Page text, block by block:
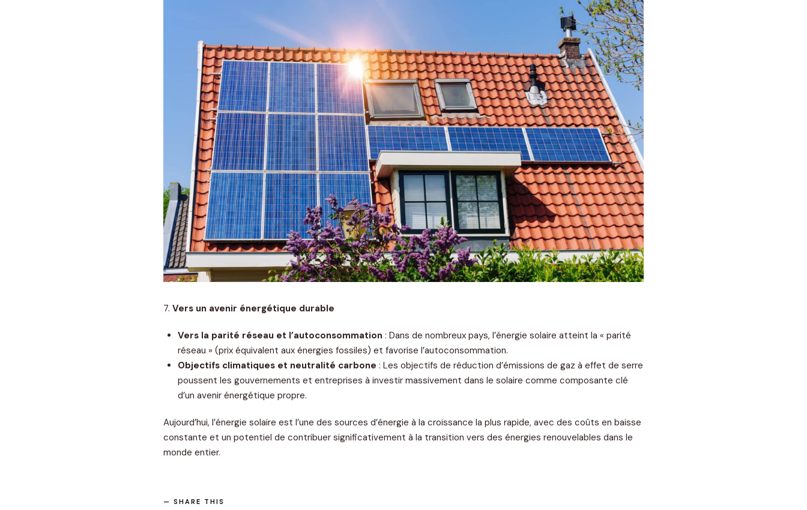
7. Vers un avenir énergétique durable
Vers la parité réseau et l’autoconsommation : Dans de nombreux pays, l’énergie solaire atteint la « parité
réseau » (prix équivalent aux énergies fossiles) et favorise l’autoconsommation.
Objectifs climatiques et neutralité carbone : Les objectifs de réduction d’émissions de gaz à effet de serre
poussent les gouvernements et entreprises à investir massivement dans le solaire comme composante clé
d’un avenir énergétique propre.
Aujourd’hui, l’énergie solaire est l’une des sources d’énergie à la croissance la plus rapide, avec des coûts en baisse
constante et un potentiel de contribuer significativement à la transition vers des énergies renouvelables dans le
monde entier.
SHARE THIS